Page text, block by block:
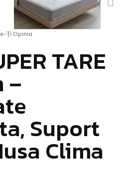
Ţi Opinia
TARE
–
Suport
Clima